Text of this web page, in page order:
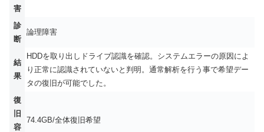
害
診
断
論理障害
結
果
HDDを取り出しドライブ認識を確認。システムエラーの原因によ
り正常に認識されていないと判明。通常解析を行う事で希望デー
タの復旧が可能でした。
復
旧
容
74.4GB/全体復旧希望